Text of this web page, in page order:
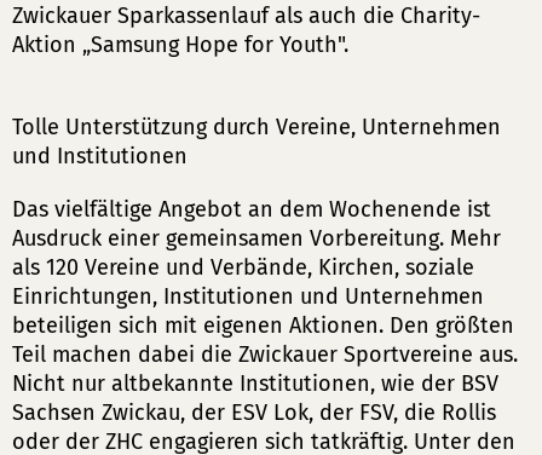
Zwickauer Sparkassenlauf als auch die Charity-
Aktion „Samsung Hope for Youth".
Tolle Unterstützung durch Vereine, Unternehmen
und Institutionen
Das vielfältige Angebot an dem Wochenende ist
Ausdruck einer gemeinsamen Vorbereitung. Mehr
als 120 Vereine und Verbände, Kirchen, soziale
Einrichtungen, Institutionen und Unternehmen
beteiligen sich mit eigenen Aktionen. Den größten
Teil machen dabei die Zwickauer Sportvereine aus.
Nicht nur altbekannte Institutionen, wie der BSV
Sachsen Zwickau, der ESV Lok, der FSV, die Rollis
oder der ZHC engagieren sich tatkräftig. Unter den